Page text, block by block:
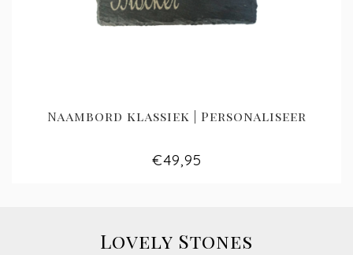
Naambord klassiek | Personaliseer
€49,95
Lovely Stones